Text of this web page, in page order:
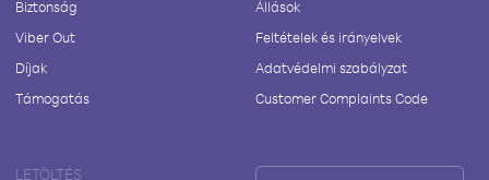
Biztonság
Viber Out
Díjak
Támogatás
Állások
Feltételek és irányelvek
Adatvédelmi szabályzat
Customer Complaints Code
LETÖLTÉS